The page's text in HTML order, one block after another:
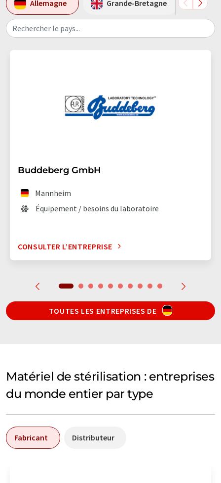
Allemagne Grande-Bretagne
Rechercher le pays...
Buddeberg GmbH
Mannheim
Équipement / besoins du laboratoire
CONSULTER L’ENTREPRISE
TOUTES LES ENTREPRISES DE
Matériel de stérilisation : entreprises
du monde entier par type
Fabricant Distributeur